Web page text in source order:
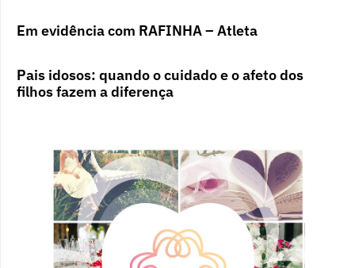
Em evidência com RAFINHA – Atleta
Pais idosos: quando o cuidado e o afeto dos
filhos fazem a diferença